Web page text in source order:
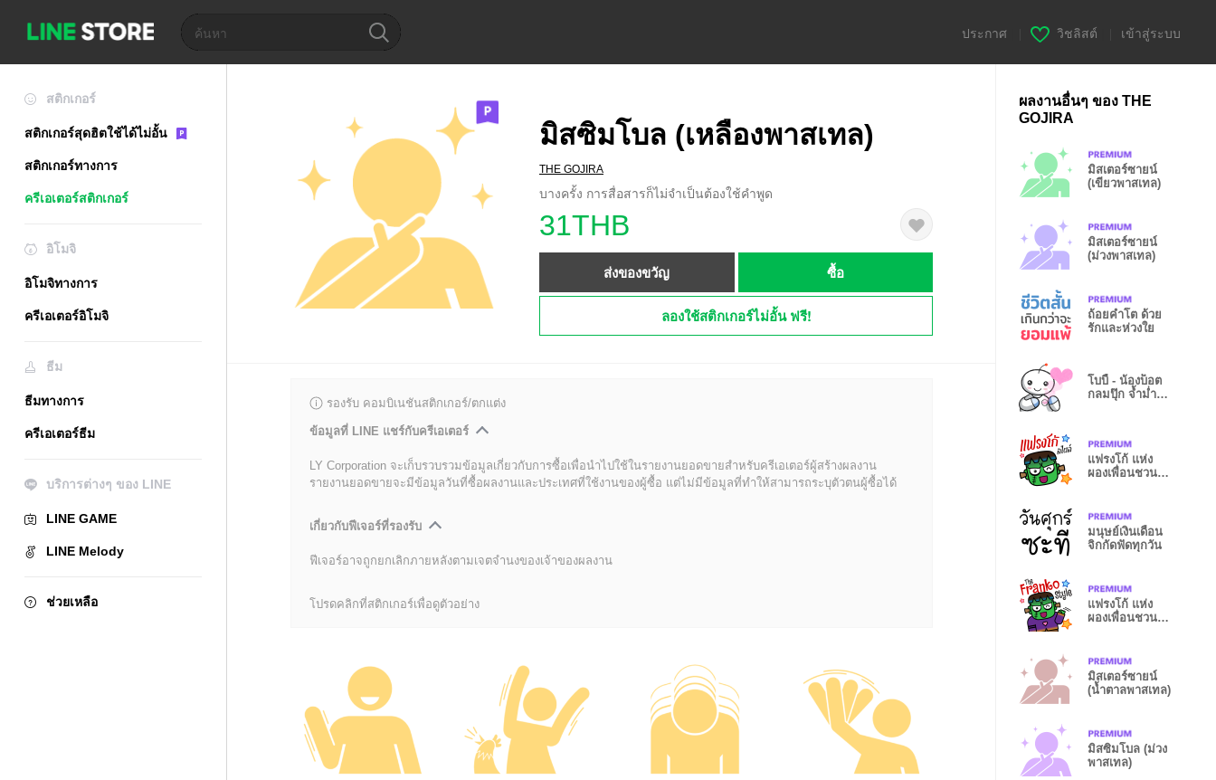
ประกาศ วิชลิสต์ เข้าสู่ระบบ
สติกเกอร์
สติกเกอร์สุดฮิตใช้ได้ไม่อั้น
สติกเกอร์ทางการ
ครีเอเตอร์สติกเกอร์
อิโมจิ
อิโมจิทางการ
ครีเอเตอร์อิโมจิ
ธีม
ธีมทางการ
ครีเอเตอร์ธีม
บริการต่างๆ ของ LINE
LINE GAME
LINE Melody
ช่วยเหลือ
มิสซิมโบล (เหลืองพาสเทล)
THE GOJIRA
บางครั้ง การสื่อสารก็ไม่จำเป็นต้องใช้คำพูด
31THB
ส่งของขวัญ ซื้อ
ลองใช้สติกเกอร์ไม่อั้น ฟรี!
รองรับ คอมบิเนชันสติกเกอร์/ตกแต่ง
ข้อมูลที่ LINE แชร์กับครีเอเตอร์
LY Corporation จะเก็บรวบรวมข้อมูลเกี่ยวกับการซื้อเพื่อนำไปใช้ในรายงานยอดขายสำหรับครีเอเตอร์ผู้สร้างผลงาน
รายงานยอดขายจะมีข้อมูลวันที่ซื้อผลงานและประเทศที่ใช้งานของผู้ซื้อ แต่ไม่มีข้อมูลที่ทำให้สามารถระบุตัวตนผู้ซื้อได้
เกี่ยวกับฟีเจอร์ที่รองรับ
ฟีเจอร์อาจถูกยกเลิกภายหลังตามเจตจำนงของเจ้าของผลงาน
โปรดคลิกที่สติกเกอร์เพื่อดูตัวอย่าง
ผลงานอื่นๆ ของ THE
GOJIRA
มิสเตอร์ซายน์
(เขียวพาสเทล)
มิสเตอร์ซายน์
(ม่วงพาสเทล)
ถ้อยคำโต ด้วย
รักและห่วงใย
โบบี้ - น้องบ็อต
กลมปุ๊ก จ้ำม่ำ
แฟรงโก้ แห่ง
ผองเพื่อนชวน
มนุษย์เงินเดือน
จิกกัดฟัดทุกวัน
แฟรงโก้ แห่ง
ผองเพื่อนชวน
มิสเตอร์ซายน์
(น้ำตาลพาสเทล)
มิสซิมโบล (ม่วง
พาสเทล)